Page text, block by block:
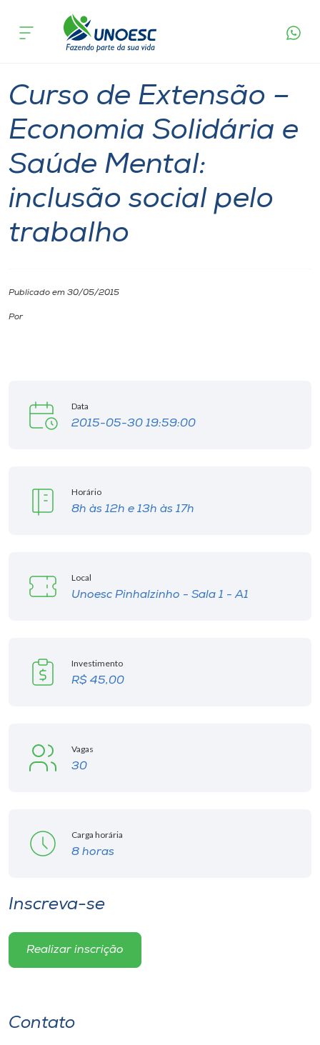
Cursos
Pesquisa
Atendimento ao Estudante
Portal de Ensino
Internacionalização
Unoesc
acontece
Curso de Extensão –
Economia Solidária e
Saúde Mental:
inclusão social pelo
trabalho
Publicado em 30/05/2015
Por
Data
2015-05-30 19:59:00
Horário
8h às 12h e 13h às 17h
Local
Unoesc Pinhalzinho - Sala 1 - A1
Investimento
R$ 45,00
Vagas
30
Carga horária
8 horas
Inscreva-se
Realizar inscrição
Contato